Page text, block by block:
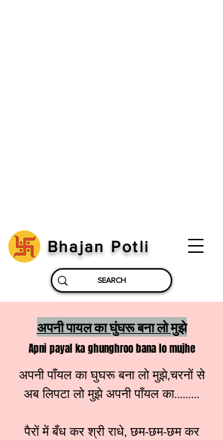
Bhajan Potli
अपनी पायल का घुंघरू बना लो मुझे
Apni payal ka ghunghroo bana lo mujhe
अपनी पाँयल का घुघरू बना लो मुझे,चरनों से
अब लिपटा लो मुझे अपनी पाँयल का.........
पैरों में बँध कर श्री राधे, छम-छम-छम कर